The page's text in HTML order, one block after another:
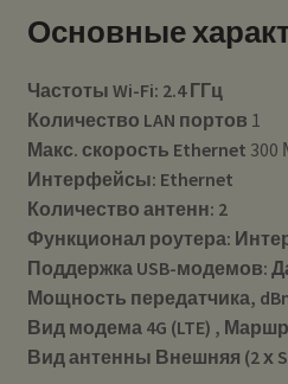
Основные
Частоты Wi-Fi: 2.4 ГГц
Количество LAN портов 1
Макс. скорость Ethernet 300
Интерфейсы: Ethernet
Количество антенн: 2
Функционал роутера:
Поддержка USB-модемов:
Мощность передатчика,
Вид модема 4G (LTE) ,
Вид антенны Внешняя (2 х